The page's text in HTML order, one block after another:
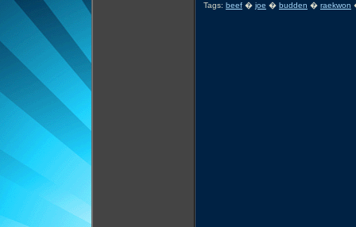
Tags: beef � joe � budden � raekwon